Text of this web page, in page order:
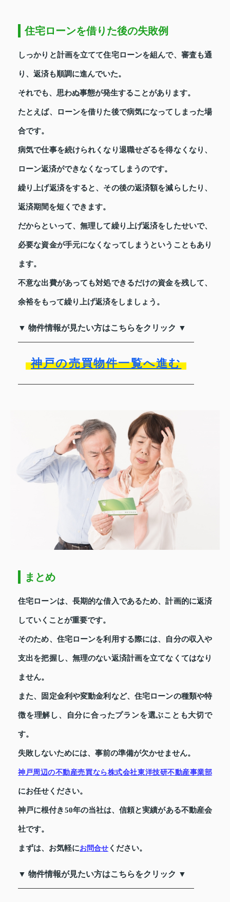
住宅ローンを借りた後の失敗例
しっかりと計画を立てて住宅ローンを組んで、審査も通
り、返済も順調に進んでいた。
それでも、思わぬ事態が発生することがあります。
たとえば、ローンを借りた後で病気になってしまった場
合です。
病気で仕事を続けられくなり退職せざるを得なくなり、
ローン返済ができなくなってしまうのです。
繰り上げ返済をすると、その後の返済額を減らしたり、
返済期間を短くできます。
だからといって、無理して繰り上げ返済をしたせいで、
必要な資金が手元になくなってしまうということもあり
ます。
不意な出費があっても対処できるだけの資金を残して、
余裕をもって繰り上げ返済をしましょう。
▼ 物件情報が見たい方はこちらをクリック ▼
神戸の売買物件一覧へ進む
まとめ
住宅ローンは、長期的な借入であるため、計画的に返済
していくことが重要です。
そのため、住宅ローンを利用する際には、自分の収入や
支出を把握し、無理のない返済計画を立てなくてはなり
ません。
また、固定金利や変動金利など、住宅ローンの種類や特
徴を理解し、自分に合ったプランを選ぶことも大切で
す。
失敗しないためには、事前の準備が欠かせません。
神戸周辺の不動産売買なら株式会社東洋技研不動産事業部
にお任せください。
神戸に根付き50年の当社は、信頼と実績がある不動産会
社です。
まずは、お気軽にお問合せ ください。
▼ 物件情報が見たい方はこちらをクリック ▼